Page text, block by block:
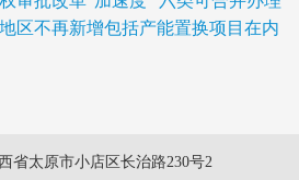
区不再新增包括产能置换项目在内
省太原市小店区长治路230号2